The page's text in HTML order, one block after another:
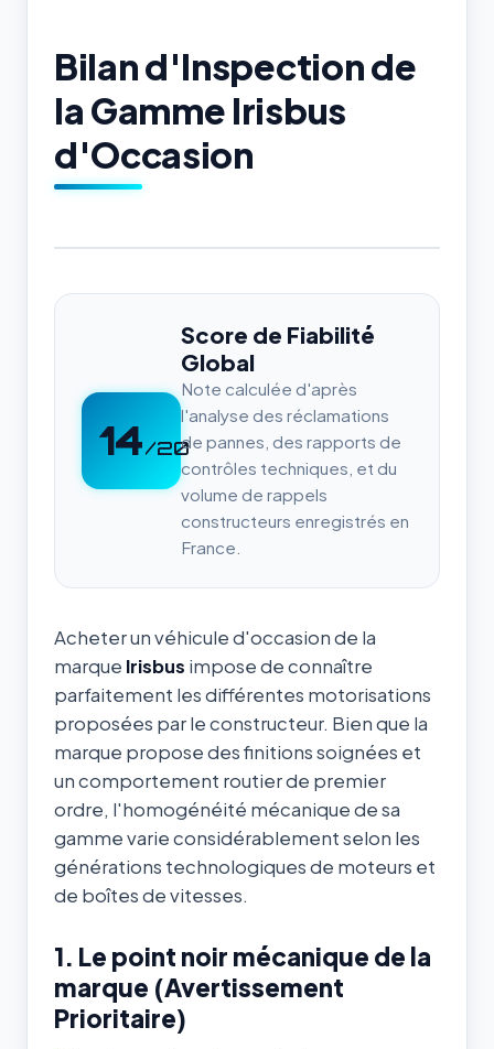
Bilan d'Inspection de
la Gamme Irisbus
d'Occasion
14/20
Score de Fiabilité
Global
Note calculée d'après
l'analyse des réclamations
de pannes, des rapports de
contrôles techniques, et du
volume de rappels
constructeurs enregistrés en
France.
Acheter un véhicule d'occasion de la
marque Irisbus impose de connaître
parfaitement les différentes motorisations
proposées par le constructeur. Bien que la
marque propose des finitions soignées et
un comportement routier de premier
ordre, l'homogénéité mécanique de sa
gamme varie considérablement selon les
générations technologiques de moteurs et
de boîtes de vitesses.
1. Le point noir mécanique de la
marque (Avertissement
Prioritaire)